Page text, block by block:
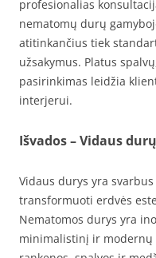
profesionalias
nematomų durų
atitinkančius tiek
užsakymus. Platus
pasirinkimas leidžia
interjerui.
Išvados – Vidaus
Vidaus durys yra
transformuoti erdvės
Nematomos durys yra
minimalistinį ir modernų